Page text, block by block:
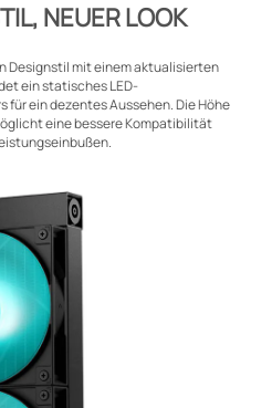
NEUER LOOK
Designstil mit einem aktualisierten
ein statisches LED-
für ein dezentes Aussehen. Die Höhe
eine bessere Kompatibilität